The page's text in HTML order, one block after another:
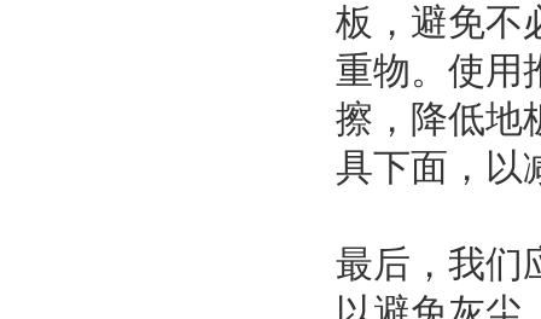
板，避免不
重物。使用
擦，降低地
具下面，以
最后，我们